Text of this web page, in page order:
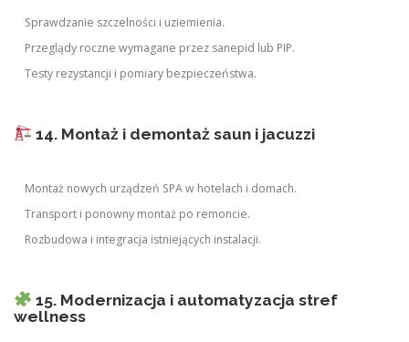
Sprawdzanie szczelności i uziemienia.
Przeglądy roczne wymagane przez sanepid lub PIP.
Testy rezystancji i pomiary bezpieczeństwa.
14. Montaż i demontaż saun i jacuzzi
Montaż nowych urządzeń SPA w hotelach i domach.
Transport i ponowny montaż po remoncie.
Rozbudowa i integracja istniejących instalacji.
15. Modernizacja i automatyzacja stref
wellness